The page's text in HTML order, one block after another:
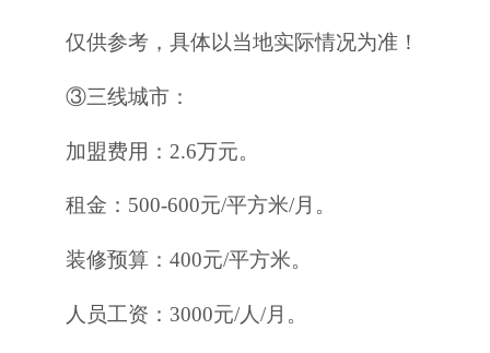
仅供参考，具体以当地实际情况为准！
③三线城市：
加盟费用：2.6万元。
租金：500-600元/平方米/月。
装修预算：400元/平方米。
人员工资：3000元/人/月。